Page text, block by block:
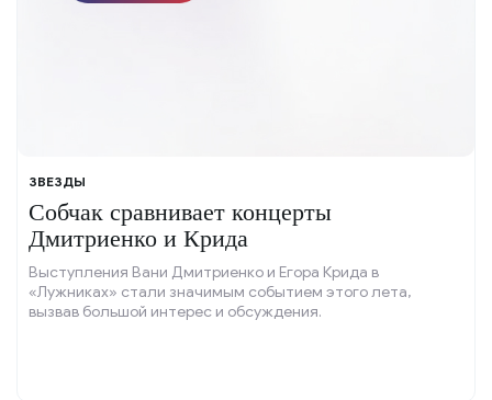
ЗВЕЗДЫ
Собчак сравнивает концерты
Дмитриенко и Крида
Выступления Вани Дмитриенко и Егора Крида в
«Лужниках» стали значимым событием этого лета,
вызвав большой интерес и обсуждения.